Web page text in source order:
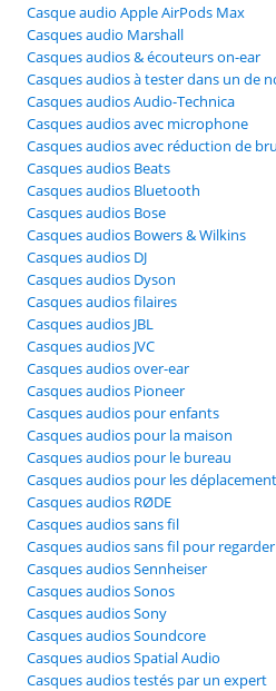
Casque audio Apple AirPods Max
Casques audio Marshall
Casques audios & écouteurs on-ear
Casques audios à tester dans un de
Casques audios Audio-Technica
Casques audios avec microphone
Casques audios avec réduction de
Casques audios Beats
Casques audios Bluetooth
Casques audios Bose
Casques audios Bowers & Wilkins
Casques audios DJ
Casques audios Dyson
Casques audios filaires
Casques audios JBL
Casques audios JVC
Casques audios over-ear
Casques audios Pioneer
Casques audios pour enfants
Casques audios pour la maison
Casques audios pour le bureau
Casques audios pour les
Casques audios RØDE
Casques audios sans fil
Casques audios sans fil pour regarder
Casques audios Sennheiser
Casques audios Sonos
Casques audios Sony
Casques audios Soundcore
Casques audios Spatial Audio
Casques audios testés par un expert